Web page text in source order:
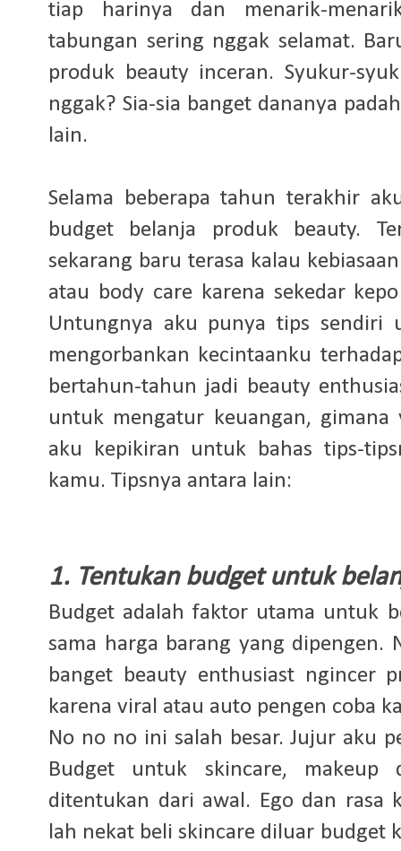
tiap harinya dan menarik-
tabungan sering nggak selamat.
produk beauty inceran. Syukur-
nggak? Sia-sia banget dananya
lain.
Selama beberapa tahun terakhir
budget belanja produk beauty.
sekarang baru terasa kalau
atau body care karena sekedar
Untungnya aku punya tips sendiri
mengorbankan kecintaanku
bertahun-tahun jadi beauty
untuk mengatur keuangan,
aku kepikiran untuk bahas tips-
kamu. Tipsnya antara lain:
1. Tentukan budget untuk
Budget adalah faktor utama untuk
sama harga barang yang dipengen.
banget beauty enthusiast ngincer
karena viral atau auto pengen coba
No no no ini salah besar. Jujur aku
Budget untuk skincare,
ditentukan dari awal. Ego dan rasa
lah nekat beli skincare diluar budget